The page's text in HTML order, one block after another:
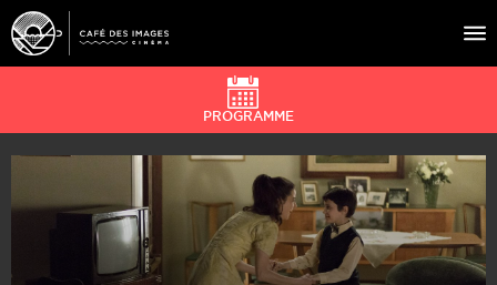
À L’AFFICHE
ÉVÉNEMENTS
CAFÉ DU CINÉ
PRATIQUE
PROGRAMME